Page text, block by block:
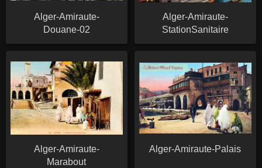
Alger-Amiraute-
Douane-02
Alger-Amiraute-
StationSanitaire
Alger-Amiraute-
Marabout
Alger-Amiraute-Palais